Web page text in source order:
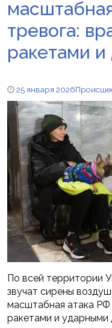
тревога:
ракетами
25 января 2026
По всей территории
звучат сирены
масштабная атака РФ
ракетами и ударными